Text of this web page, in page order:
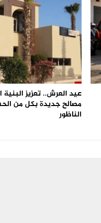
عيد العرش.. تعزيز
مصالح جديدة بكل من
الناظور